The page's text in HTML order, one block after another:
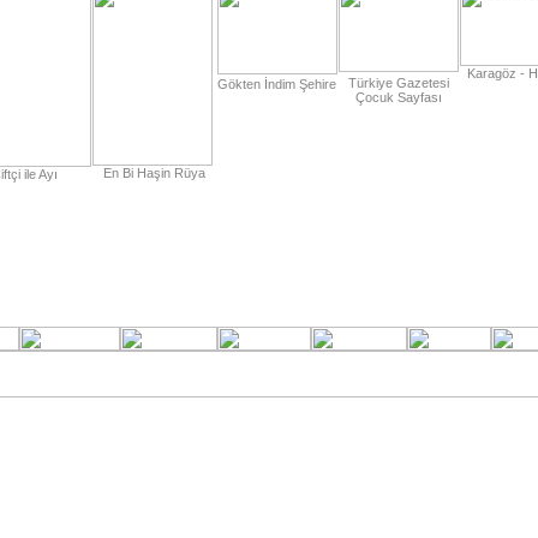
ile Ayı En Bi Haşin Rüya
Gökten İndim Şehire
Türkiye Gazetesi
Çocuk Sayfası
Karagöz -